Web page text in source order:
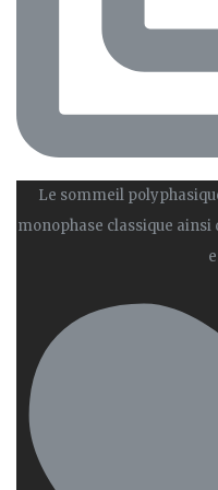
Le sommeil
monophase classique ainsi